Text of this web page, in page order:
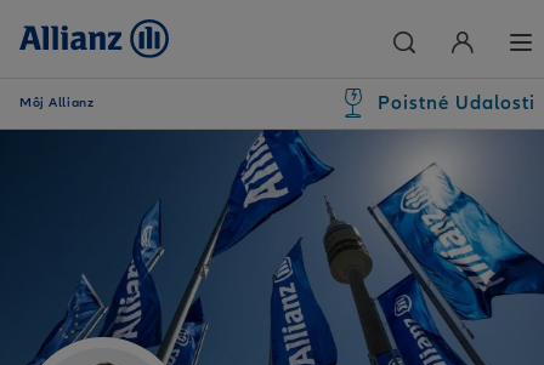
Môj Allianz Poistné Udalosti